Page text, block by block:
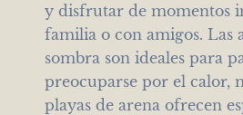
y disfrutar de momentos
familia o con amigos. Las
sombra son ideales para
preocuparse por el calor,
playas de arena ofrecen